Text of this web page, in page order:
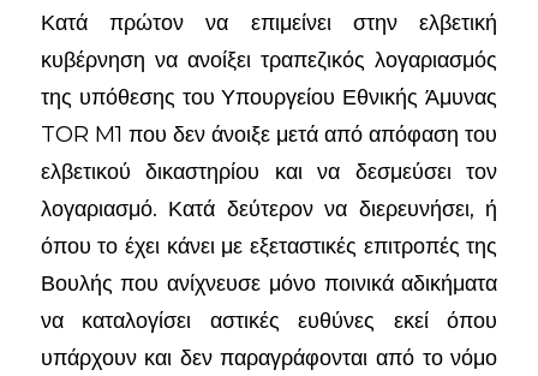
Κατά πρώτον να επιμείνει στην ελβετική
κυβέρνηση να ανοίξει τραπεζικός λογαριασμός
της υπόθεσης του Υπουργείου Εθνικής Άμυνας
TOR M1 που δεν άνοιξε μετά από απόφαση του
ελβετικού δικαστηρίου και να δεσμεύσει τον
λογαριασμό. Κατά δεύτερον να διερευνήσει, ή
όπου το έχει κάνει με εξεταστικές επιτροπές της
Βουλής που ανίχνευσε μόνο ποινικά αδικήματα
να καταλογίσει αστικές ευθύνες εκεί όπου
υπάρχουν και δεν παραγράφονται από το νόμο